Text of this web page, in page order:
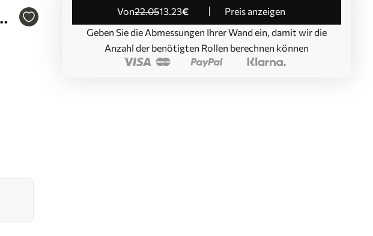
von22.0513.23€
Preis anzeigen
Geben Sie die Abmessungen Ihrer Wand ein, damit wir die
Anzahl der benötigten Rollen berechnen können